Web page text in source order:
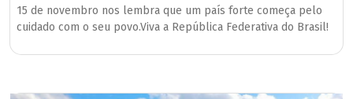
15 de novembro nos lembra que um país forte começa pelo
cuidado com o seu povo.Viva a República Federativa do Brasil!